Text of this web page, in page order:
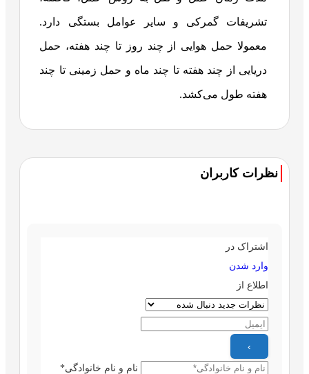
تشریفات گمرکی و سایر عوامل بستگی دارد.
معمولا حمل هوایی از چند روز تا چند هفته، حمل
دریایی از چند هفته تا چند ماه و حمل زمینی تا چند
هفته طول می‌کشد.
نظرات کاربران
اشتراک در
وارد شدن
اطلاع از
نام و نام خانوادگی*